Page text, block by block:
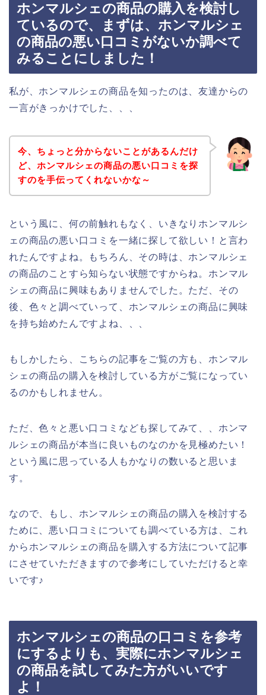
ホンマルシェの商品の購入を検討し
ているので、まずは、ホンマルシェ
の商品の悪い口コミがないか調べて
みることにしました！
私が、ホンマルシェの商品を知ったのは、友達からの
一言がきっかけでした、、、
今、ちょっと分からないことがあるんだけ
ど、ホンマルシェの商品の悪い口コミを探
すのを手伝ってくれないかな～
という風に、何の前触れもなく、いきなりホンマルシ
ェの商品の悪い口コミを一緒に探して欲しい！と言わ
れたんですよね。もちろん、その時は、ホンマルシェ
の商品のことすら知らない状態ですからね。ホンマル
シェの商品に興味もありませんでした。ただ、その
後、色々と調べていって、ホンマルシェの商品に興味
を持ち始めたんですよね、、、
もしかしたら、こちらの記事をご覧の方も、ホンマル
シェの商品の購入を検討している方がご覧になってい
るのかもしれません。
ただ、色々と悪い口コミなども探してみて、、ホンマ
ルシェの商品が本当に良いものなのかを見極めたい！
という風に思っている人もかなりの数いると思いま
す。
なので、もし、ホンマルシェの商品の購入を検討する
ために、悪い口コミについても調べている方は、これ
からホンマルシェの商品を購入する方法について記事
にさせていただきますので参考にしていただけると幸
いです♪
ホンマルシェの商品の口コミを参考
にするよりも、実際にホンマルシェ
の商品を試してみた方がいいです
よ！